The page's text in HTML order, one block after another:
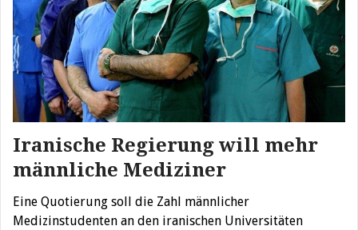
Iranische Regierung will mehr
männliche Mediziner
Eine Quotierung soll die Zahl männlicher
Medizinstudenten an den iranischen Universitäten